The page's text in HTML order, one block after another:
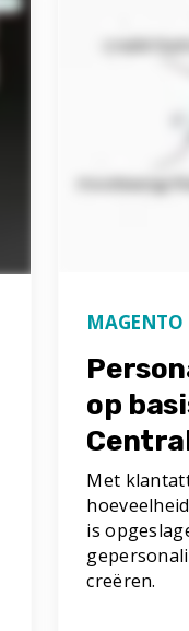
MAGENTO
op
Met
is
creëren.